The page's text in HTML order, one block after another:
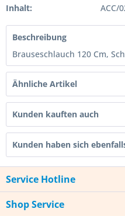
Inhalt:
ACC/
Beschreibung
Brauseschlauch 120 Cm,
Ähnliche Artikel
Kunden kauften auch
Kunden haben sich
Service Hotline
Shop Service